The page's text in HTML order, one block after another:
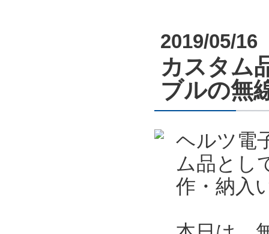
2019/05/16
カスタム
ブルの無
ヘルツ電
ム品とし
作・納入